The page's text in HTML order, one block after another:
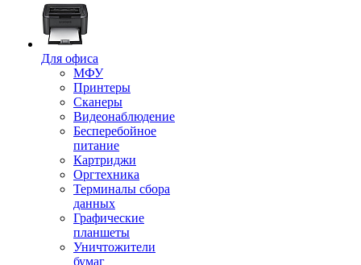
Для офиса
МФУ
Принтеры
Сканеры
Видеонаблюдение
Бесперебойное
питание
Картриджи
Оргтехника
Терминалы сбора
данных
Графические
планшеты
Уничтожители
бумаг